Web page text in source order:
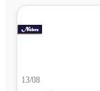
13/08